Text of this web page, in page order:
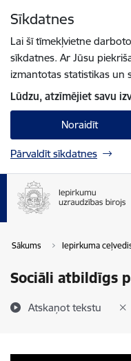
Sīkdatnes
Lai šī tīmekļvietne
sīkdatnes. Ar Jūsu
izmantotas statistikas un
Lūdzu, atzīmējiet savu
Noraidīt
Pārvaldīt sīkdatnes
Sākums Iepirkuma
Sociāli atbildīgs
Atskaņot tekstu